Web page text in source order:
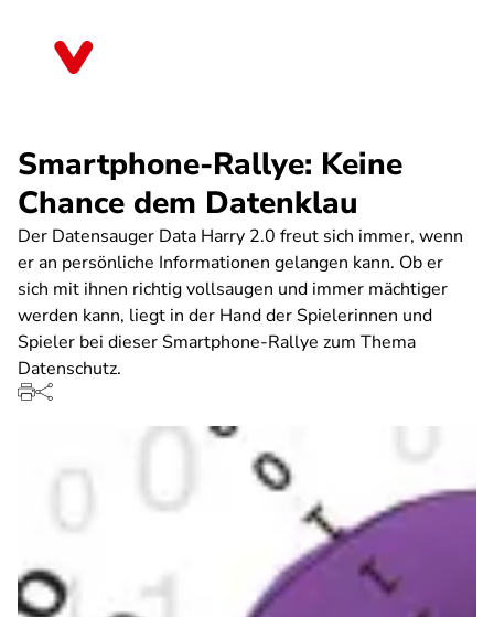
Smartphone-Rallye: Keine
Chance dem Datenklau
Der Datensauger Data Harry 2.0 freut sich immer, wenn
er an persönliche Informationen gelangen kann. Ob er
sich mit ihnen richtig vollsaugen und immer mächtiger
werden kann, liegt in der Hand der Spielerinnen und
Spieler bei dieser Smartphone-Rallye zum Thema
Datenschutz.